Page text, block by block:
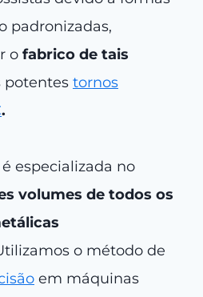
padronizadas,
o fabrico de tais
potentes tornos
.
especializada no
volumes de todos os
o método de
em máquinas